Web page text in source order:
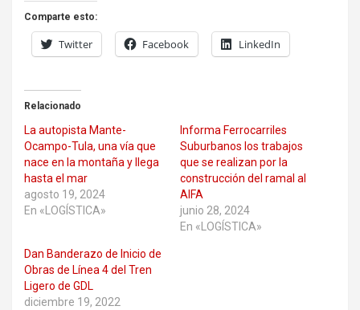
Comparte esto:
Twitter Facebook LinkedIn
Relacionado
La autopista Mante-
Ocampo-Tula, una vía que
nace en la montaña y llega
hasta el mar
agosto 19, 2024
En «LOGÍSTICA»
Informa Ferrocarriles
Suburbanos los trabajos
que se realizan por la
construcción del ramal al
AIFA
junio 28, 2024
En «LOGÍSTICA»
Dan Banderazo de Inicio de
Obras de Línea 4 del Tren
Ligero de GDL
diciembre 19, 2022